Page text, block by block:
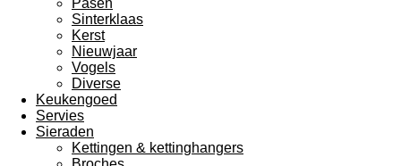
Pasen
Sinterklaas
Kerst
Nieuwjaar
Vogels
Diverse
Keukengoed
Servies
Sieraden
Kettingen & kettinghangers